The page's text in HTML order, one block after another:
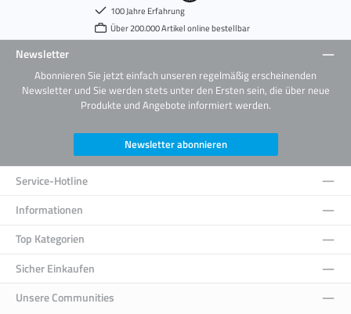
100 Jahre Erfahrung
Über 200.000 Artikel online bestellbar
Newsletter
Abonnieren Sie jetzt einfach unseren regelmäßig erscheinenden
Newsletter und Sie werden stets unter den Ersten sein, die über neue
Produkte und Angebote informiert werden.
Newsletter abonnieren
Service-Hotline
Informationen
Top Kategorien
Sicher Einkaufen
Unsere Communities